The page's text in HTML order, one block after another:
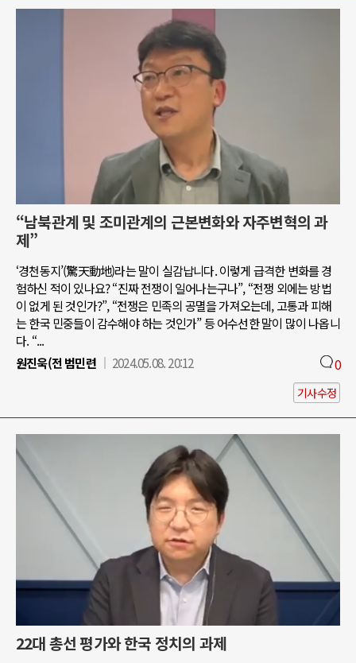
“남북관계 및 조미관계의 근본변화와 자주변혁의 과
제”
‘경천동지’(驚天動地)라는 말이 실감납니다. 이렇게 급격한 변화를 경
험하신 적이 있나요? “진짜 전쟁이 일어나는구나”, “전쟁 외에는 방법
이 없게 된 것인가?”, “전쟁은 민족의 공멸을 가져오는데, 고통과 피해
는 한국 민중들이 감수해야 하는 것인가” 등 어수선한 말이 많이 나옵니
다. “...
원진욱(전 범민련
2024.05.08. 20:12 0
기사수정
22대 총선 평가와 한국 정치의 과제